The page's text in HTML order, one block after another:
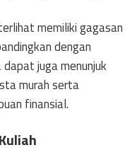
memiliki gagasan
dengan
juga menunjuk
murah serta
finansial.